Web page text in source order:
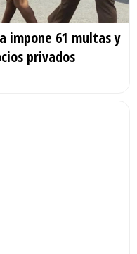
impone 61 multas y
privados